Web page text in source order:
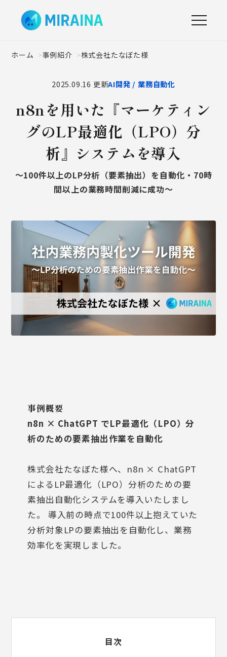
ホーム 事例紹介 株式会社たなぼた様
2025.09.16 更新AI開発 / 業務自動化
n8nを用いた『マーケティン
グのLP最適化（LPO）分
析』システムを導入
〜100件以上のLP分析（要素抽出）を自動化・70時
間以上の業務時間削減に成功〜
事例概要
n8n × ChatGPT でLP最適化（LPO）分
析のための要素抽出作業を自動化
株式会社たなぼた様へ、n8n × ChatGPT
によるLP最適化（LPO）分析のための要
素抽出自動化システムを導入いたしまし
た。 導入前の時点で100件以上抱えていた
分析対象LPの要素抽出を自動化し、業務
効率化を実現しました。
目次